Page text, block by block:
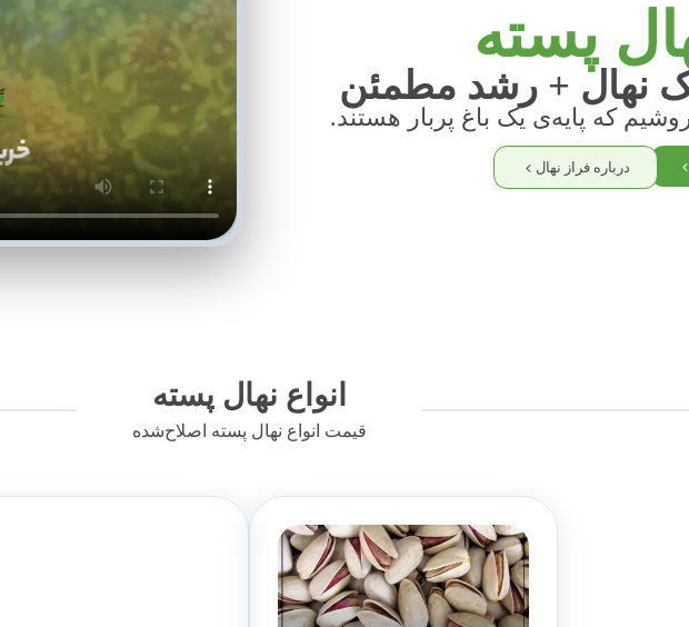
پسته
نهال + رشد مطمئن
که پایه‌ی یک باغ پربار هستند.
درباره فراز نهال
انواع نهال پسته
قیمت انواع نهال پسته اصلاح‌شده